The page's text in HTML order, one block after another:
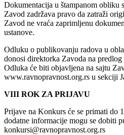
Dokumentacija u štampanom obliku
Zavod zadržava pravo da zatraži
Zavod ne vraća zaprimljenu
ustanove.
Odluku o publikovanju radova u
donosi direktorka Zavoda na predlog
Odluka će biti objavljena na sajtu
www.ravnopravnost.org.rs u sekciji
VIII ROK ZA PRIJAVU
Prijave na Konkurs će se primati do
dodatne informacije mogu se dobiti
konkursi@ravnopravnost.org.rs